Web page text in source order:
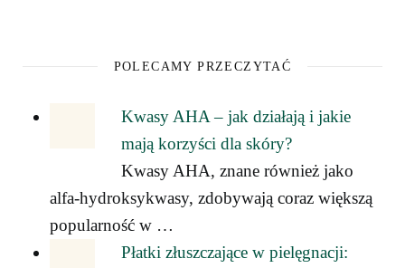
POLECAMY PRZECZYTAĆ
Kwasy AHA – jak działają i jakie
mają korzyści dla skóry?
Kwasy AHA, znane również jako
alfa-hydroksykwasy, zdobywają coraz większą
popularność w …
Płatki złuszczające w pielęgnacji: